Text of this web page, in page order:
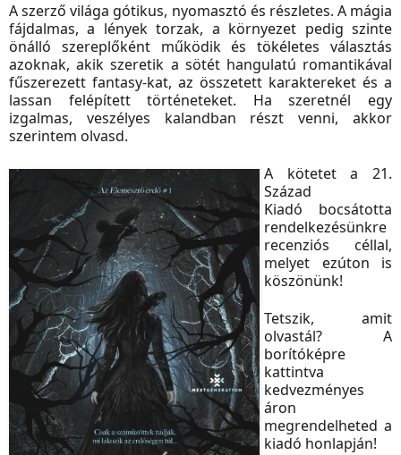
A szerző világa gótikus, nyomasztó és részletes. A mágia
fájdalmas, a lények torzak, a környezet pedig szinte
önálló szereplőként működik és tökéletes választás
azoknak, akik szeretik a sötét hangulatú romantikával
fűszerezett fantasy-kat, az összetett karaktereket és a
lassan felépített történeteket. Ha szeretnél egy
izgalmas, veszélyes kalandban részt venni, akkor
szerintem olvasd.
A kötetet a 21.
Század
Kiadó bocsátotta
rendelkezésünkre
recenziós céllal,
melyet ezúton is
köszönünk!
Tetszik, amit
olvastál? A
borítóképre
kattintva
kedvezményes
áron
megrendelheted a
kiadó honlapján!